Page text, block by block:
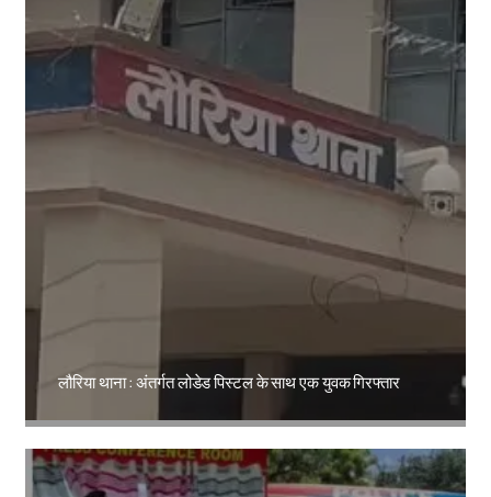
लौरिया थाना : अंतर्गत लोडेड पिस्टल के साथ एक युवक गिरफ्तार